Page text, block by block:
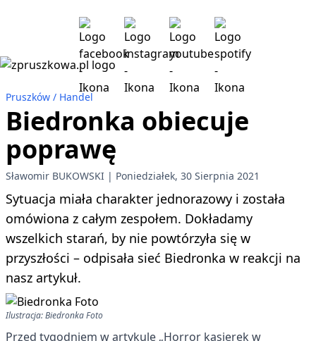
Pruszków Handel
Biedronka obiecuje
poprawę
Sławomir BUKOWSKI Poniedziałek, 30 Sierpnia 2021
Sytuacja miała charakter jednorazowy i została
omówiona z całym zespołem. Dokładamy
wszelkich starań, by nie powtórzyła się w
przyszłości – odpisała sieć Biedronka w reakcji na
nasz artykuł.
Ilustracja: Biedronka Foto
Przed tygodniem w artykule „Horror kasjerek w